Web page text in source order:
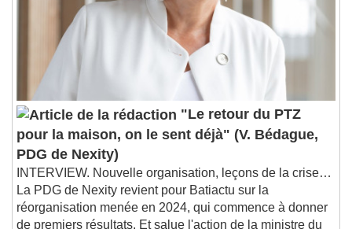
"Le retour du PTZ
pour la maison, on le sent déjà" (V. Bédague,
PDG de Nexity)
INTERVIEW. Nouvelle organisation, leçons de la crise…
La PDG de Nexity revient pour Batiactu sur la
réorganisation menée en 2024, qui commence à donner